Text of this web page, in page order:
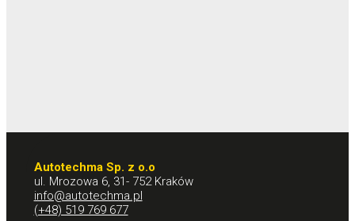
Autotechma Sp. z o.o
ul. Mrozowa 6, 31- 752 Kraków
info@autotechma.pl
(+48) 519 769 677